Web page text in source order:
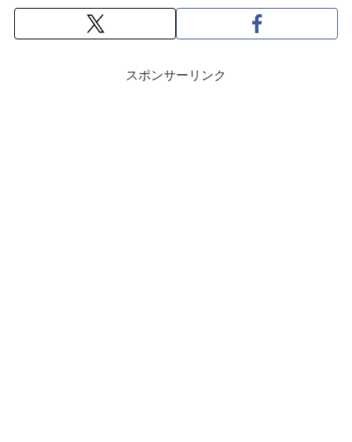
スポンサーリンク